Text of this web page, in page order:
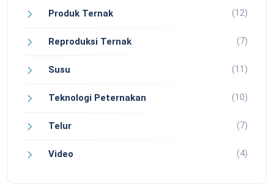
Produk Ternak (12)
Reproduksi Ternak (7)
Susu (11)
Teknologi Peternakan (10)
Telur (7)
Video (4)